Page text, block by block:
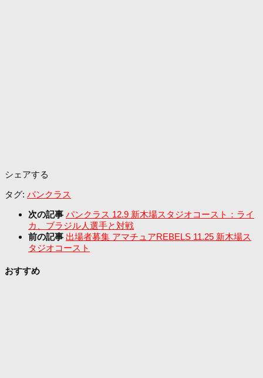
シェアする
タグ: パンクラス
次の記事 パンクラス 12.9 新木場スタジオコースト：ライ
カ、ブラジル人選手と対戦
前の記事 出場者募集 アマチュアREBELS 11.25 新木場ス
タジオコースト
おすすめ